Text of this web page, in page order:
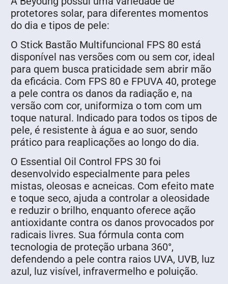
protetores solar, para diferentes momentos
do dia e tipos de pele:
O Stick Bastão Multifuncional FPS 80 está
disponível nas versões com ou sem cor, ideal
para quem busca praticidade sem abrir mão
da eficácia. Com FPS 80 e FPUVA 40, protege
a pele contra os danos da radiação e, na
versão com cor, uniformiza o tom com um
toque natural. Indicado para todos os tipos de
pele, é resistente à água e ao suor, sendo
prático para reaplicações ao longo do dia.
O Essential Oil Control FPS 30 foi
desenvolvido especialmente para peles
mistas, oleosas e acneicas. Com efeito mate
e toque seco, ajuda a controlar a oleosidade
e reduzir o brilho, enquanto oferece ação
antioxidante contra os danos provocados por
radicais livres. Sua fórmula conta com
tecnologia de proteção urbana 360°,
defendendo a pele contra raios UVA, UVB, luz
azul, luz visível, infravermelho e poluição.